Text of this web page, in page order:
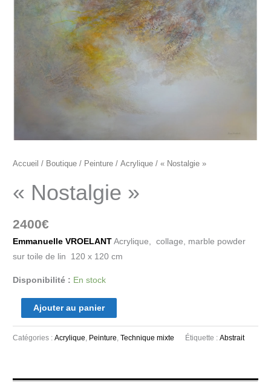
Accueil / Boutique / Peinture /Acrylique / « Nostalgie »
« Nostalgie »
2400€
Emmanuelle VROELANT Acrylique, collage, marble powder
sur toile de lin 120 x 120 cm
Disponibilité : En stock
Ajouter au panier
Catégories :Acrylique Peinture ,Technique mixte Étiquette :Abstrait